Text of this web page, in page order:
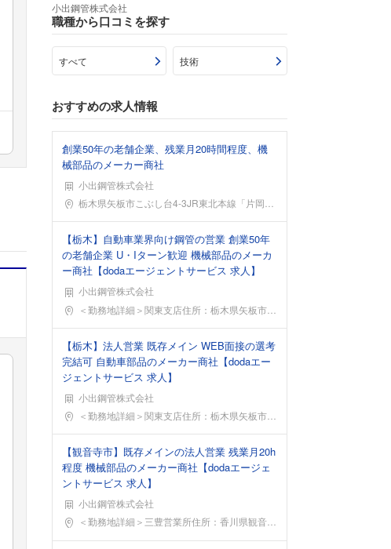
小出鋼管株式会社
職種から口コミを探す
すべて 技術
おすすめの求人情報
創業50年の老舗企業、残業月20時間程度、機
械部品のメーカー商社
小出鋼管株式会社
勤務地栃木県矢板市こぶし台4-3JR東北本線「片岡」駅か
【栃木】自動車業界向け鋼管の営業 創業50年
の老舗企業 U・Iターン歓迎 機械部品のメーカ
ー商社【dodaエージェントサービス 求人】
小出鋼管株式会社
勤務地＜勤務地詳細＞関東支店住所：栃木県矢板市こぶし台4
【栃木】法人営業 既存メイン WEB面接の選考
完結可 自動車部品のメーカー商社【dodaエー
ジェントサービス 求人】
小出鋼管株式会社
勤務地＜勤務地詳細＞関東支店住所：栃木県矢板市こぶし台4
【観音寺市】既存メインの法人営業 残業月20h
程度 機械部品のメーカー商社【dodaエージェ
ントサービス 求人】
小出鋼管株式会社
勤務地＜勤務地詳細＞三豊営業所住所：香川県観音寺市大野原